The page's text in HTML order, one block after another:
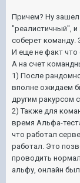
Причем? Ну
"реалистичный", и
соберет команду.
И еще не факт
А на счет
1) После
вполне ожидаем
другим ракурсом
2) Также для
время Альфа-
что работал
работал. Это
проводить
альфу, онлайн